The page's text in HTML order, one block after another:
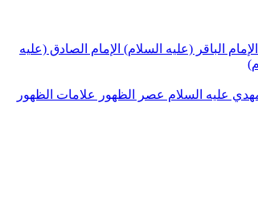
الإمام الباقر (عليه السلام) الإمام الصادق (عليه
عليه السلام عصر الظهور
علامات الظهور